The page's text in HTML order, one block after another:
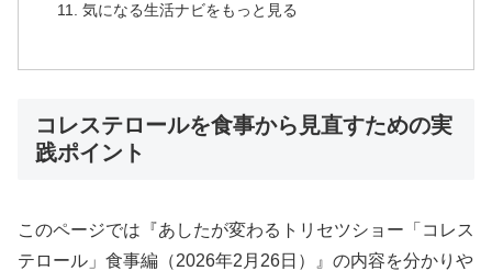
気になる生活ナビをもっと見る
コレステロールを食事から見直すための実
践ポイント
このページでは『あしたが変わるトリセツショー「コレス
テロール」食事編（2026年2月26日）』の内容を分かりや